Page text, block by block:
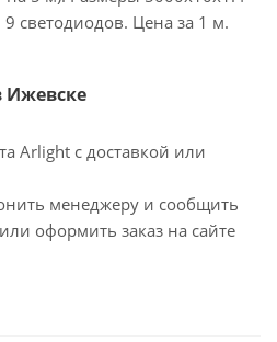
светодиодов. Цена за 1 м.
Ижевске
Arlight с доставкой или
менеджеру и сообщить
или оформить заказ на сайте